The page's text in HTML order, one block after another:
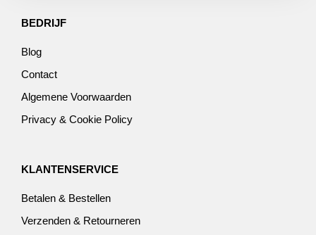
BEDRIJF
Blog
Contact
Algemene Voorwaarden
Privacy & Cookie Policy
KLANTENSERVICE
Betalen & Bestellen
Verzenden & Retourneren